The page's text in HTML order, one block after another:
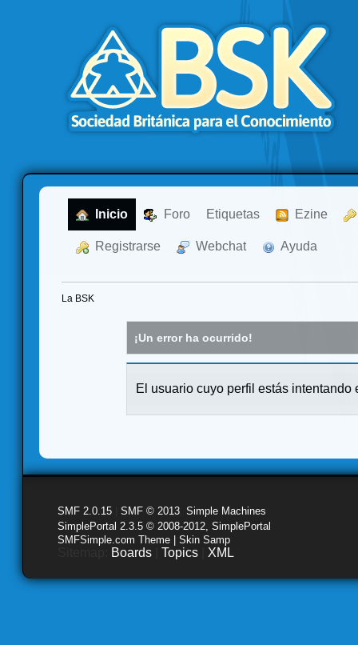
Inicio Foro Etiquetas Ezine
Registrarse Webchat Ayuda
La BSK
¡Un error ha ocurrido!
El usuario cuyo perfil estás intentando
SMF 2.0.15 SMF © 2013 Simple Machines
SimplePortal 2.3.5 © 2008-2012, SimplePortal
SMFSimple.com Theme | Skin Samp
Boards Topics XML